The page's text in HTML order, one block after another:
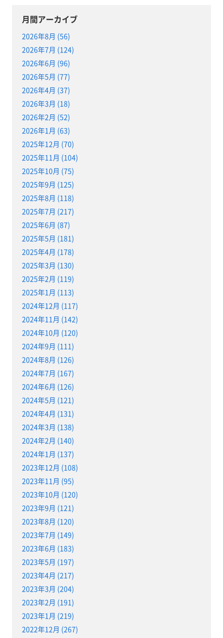
月間アーカイブ
2026年8月 (56)
2026年7月 (124)
2026年6月 (96)
2026年5月 (77)
2026年4月 (37)
2026年3月 (18)
2026年2月 (52)
2026年1月 (63)
2025年12月 (70)
2025年11月 (104)
2025年10月 (75)
2025年9月 (125)
2025年8月 (118)
2025年7月 (217)
2025年6月 (87)
2025年5月 (181)
2025年4月 (178)
2025年3月 (130)
2025年2月 (119)
2025年1月 (113)
2024年12月 (117)
2024年11月 (142)
2024年10月 (120)
2024年9月 (111)
2024年8月 (126)
2024年7月 (167)
2024年6月 (126)
2024年5月 (121)
2024年4月 (131)
2024年3月 (138)
2024年2月 (140)
2024年1月 (137)
2023年12月 (108)
2023年11月 (95)
2023年10月 (120)
2023年9月 (121)
2023年8月 (120)
2023年7月 (149)
2023年6月 (183)
2023年5月 (197)
2023年4月 (217)
2023年3月 (204)
2023年2月 (191)
2023年1月 (219)
2022年12月 (267)